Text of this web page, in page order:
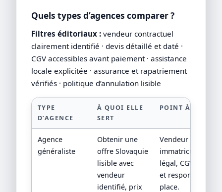
Quels types d’agences comparer ?
Filtres éditoriaux : vendeur contractuel
clairement identifié · devis détaillé et daté ·
CGV accessibles avant paiement · assistance
locale explicitée · assurance et rapatriement
vérifiés · politique d’annulation lisible
TYPE
D’AGENCE
À QUOI ELLE
SERT
POINT À
Agence
généraliste
Obtenir une
offre Slovaquie
lisible avec
vendeur
identifié, prix
Vendeur
immatriculation/
légal, CGV,
et responsabilité
place.